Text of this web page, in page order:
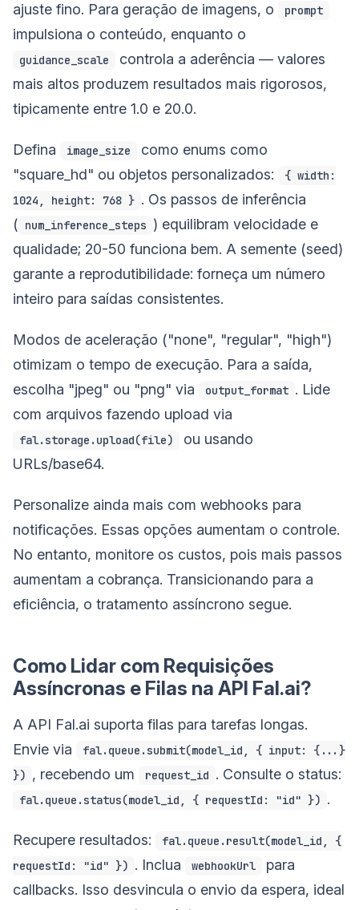
ajuste fino. Para geração de imagens, o
prompt
impulsiona o conteúdo, enquanto o
guidance_scale
controla a aderência — valores
mais altos produzem resultados mais rigorosos,
tipicamente entre 1.0 e 20.0.
Defina image_size
como enums como
"square_hd" ou objetos personalizados:
{ width:
1024, height: 768 } . Os passos de inferência
( num_inference_steps ) equilibram velocidade e
qualidade; 20-50 funciona bem. A semente (seed)
garante a reprodutibilidade: forneça um número
inteiro para saídas consistentes.
Modos de aceleração ("none", "regular", "high")
otimizam o tempo de execução. Para a saída,
escolha "jpeg" ou "png" via
output_format . Lide
com arquivos fazendo upload via
fal.storage.upload(file)
ou usando
URLs/base64.
Personalize ainda mais com webhooks para
notificações. Essas opções aumentam o controle.
No entanto, monitore os custos, pois mais passos
aumentam a cobrança. Transicionando para a
eficiência, o tratamento assíncrono segue.
Como Lidar com Requisições
Assíncronas e Filas na API Fal.ai?
A API Fal.ai suporta filas para tarefas longas.
Envie via
fal.queue.submit(model_id, { input: {...}
}) , recebendo um request_id . Consulte o status:
fal.queue.status(model_id, { requestId: "id" }) .
Recupere resultados:
fal.queue.result(model_id, {
requestId: "id" }) . Inclua webhookUrl
para
callbacks. Isso desvincula o envio da espera, ideal